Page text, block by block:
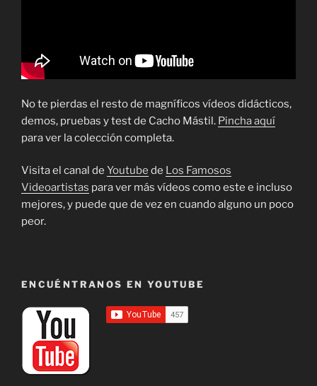
No te pierdas el resto de magníficos vídeos didácticos,
demos, pruebas y test de Cacho Mástil. Pincha aquí
para ver la colección completa.
Visita el canal de Youtube de Los Famosos
Videoartistas para ver más vídeos como este e incluso
mejores, y puede que de vez en cuando alguno un poco
peor.
ENCUÉNTRANOS EN YOUTUBE